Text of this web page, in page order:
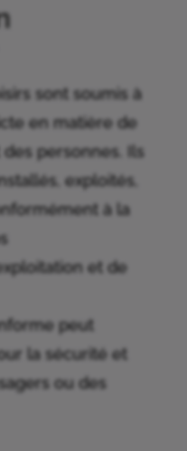
sont soumis à
en matière de
personnes. Ils
exploités,
à la
et de
peut
la sécurité et
ou des